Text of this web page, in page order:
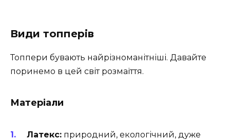
Види топперів
Топпери бувають найрізноманітніші. Давайте
поринемо в цей світ розмаїття.
Матеріали
Латекс: природний, екологічний, дуже